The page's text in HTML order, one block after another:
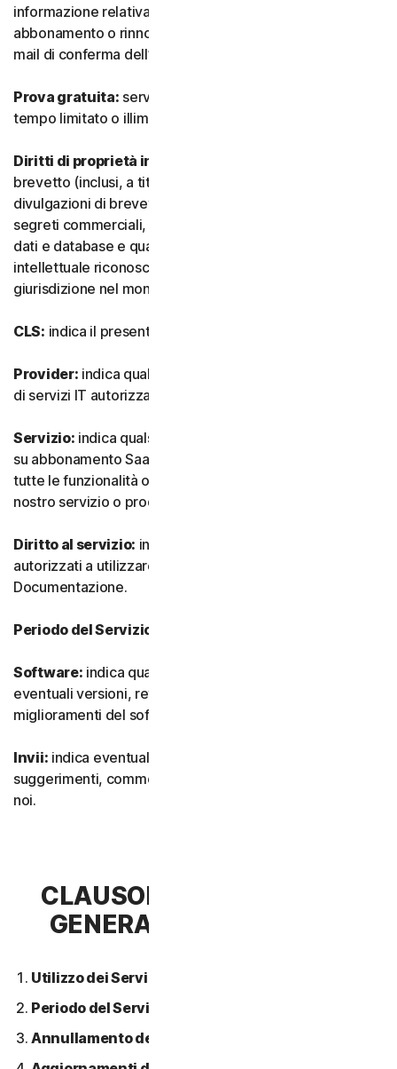
informazione relativa a confezione, acquisto,
abbonamento o rinnovo, come un acquisto, ricevuta o e-
mail di conferma dell’iscrizione o del rinnovo).
Prova gratuita: servizio offerto su base gratuita, a
tempo limitato o illimitato.
Diritti di proprietà intellettuale:
brevetto (inclusi, a titolo esemplificativo, domande e
divulgazioni di brevetti), invenzioni, diritti d’autore,
segreti commerciali, diritti morali, know-how, diritti su
dati e database e qualsiasi altro diritto di proprietà
intellettuale riconosciuto in qualsiasi Paese o
giurisdizione nel mondo.
CLS: indica il presente Contratto di Licenza e Servizi.
Provider: indica qualsiasi nostro rivenditore o provider
di servizi IT autorizzato.
Servizio: indica qualsiasi nostro servizio o offerta basata
su abbonamento SaaS (software as-a-service) insieme a
tutte le funzionalità o servizi associati, nonché qualsiasi
nostro servizio o prodotto una tantum.
Diritto al servizio: indica il numero e il tipo di Dispositivi
autorizzati a utilizzare il Software, come specificato nella
Documentazione.
Periodo del Servizio:
Software: indica qualsiasi nostro software, inclusi
eventuali versioni, revisioni, aggiornamenti o
miglioramenti del software.
Invii: indica eventuali feedback, recensioni,
suggerimenti, commenti o idee relativi ai Servizi inviati a
noi.
CLAUSOLA 2 - CONDIZIONI
GENERALI DEL SERVIZIO
Utilizzo dei Servizi.
Periodo del Servizio.
Annullamento del Servizio.